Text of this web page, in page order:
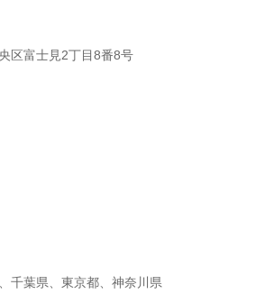
区富士見2丁目8番8号
千葉県、東京都、神奈川県